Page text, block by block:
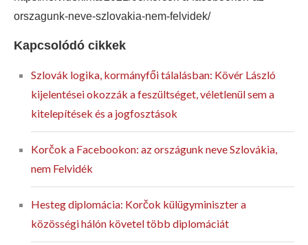
orszagunk-neve-szlovakia-nem-felvidek/
Kapcsolódó cikkek
Szlovák logika, kormányfői tálalásban: Kövér László
kijelentései okozzák a feszültséget, véletlenül sem a
kitelepítések és a jogfosztások
Korčok a Facebookon: az országunk neve Szlovákia,
nem Felvidék
Hesteg diplomácia: Korčok külügyminiszter a
közösségi hálón követel több diplomáciát